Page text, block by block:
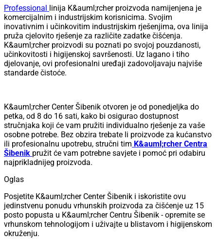
Professional
linija K&auml;rcher proizvoda namijenjena je
komercijalnim i industrijskim korisnicima. Svojim
inovativnim i učinkovitim industrijskim rješenjima, ova linija
pruža cjelovito rješenje za različite zadatke čišćenja.
K&auml;rcher proizvodi su poznati po svojoj pouzdanosti,
učinkovitosti i higijenskoj savršenosti. Uz lagano i tiho
djelovanje, ovi profesionalni uređaji zadovoljavaju najviše
standarde čistoće.
K&auml;rcher Center Šibenik otvoren je od ponedjeljka do
petka, od 8 do 16 sati, kako bi osigurao dostupnost
stručnjaka koji će vam pružiti individualno rješenje za vaše
osobne potrebe. Bez obzira trebate li proizvode za kućanstvo
ili profesionalnu upotrebu, stručni tim K&auml;rcher Centra
Šibenik pružit će vam potrebne savjete i pomoć pri odabiru
najprikladnijeg proizvoda.
Oglas
Posjetite K&auml;rcher Center Šibenik i iskoristite ovu
jedinstvenu ponudu vrhunskih proizvoda za čišćenje uz 15
posto popusta u K&auml;rcher Centru Šibenik - opremite se
vrhunskom tehnologijom i uživajte u blistavom i higijenskom
okruženju.